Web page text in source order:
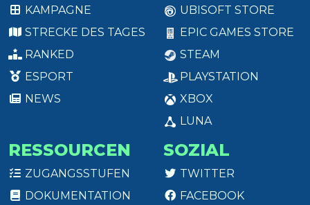
KAMPAGNE
STRECKE DES TAGES
RANKED
ESPORT
NEWS
UBISOFT STORE
EPIC GAMES STORE
STEAM
PLAYSTATION
XBOX
LUNA
RESSOURCEN
ZUGANGSSTUFEN
DOKUMENTATION
SOZIAL
TWITTER
FACEBOOK